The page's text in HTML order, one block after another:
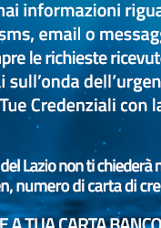
SOLIDARIETA
1 Lug 2026
Velletri Libris
decimo